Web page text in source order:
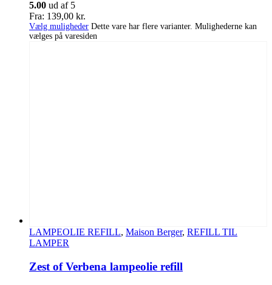
5.00 ud af 5
Fra: 139,00 kr.
Vælg muligheder Dette vare har flere varianter. Mulighederne kan
vælges på varesiden
LAMPEOLIE REFILL, Maison Berger, REFILL TIL
LAMPER
Zest of Verbena lampeolie refill